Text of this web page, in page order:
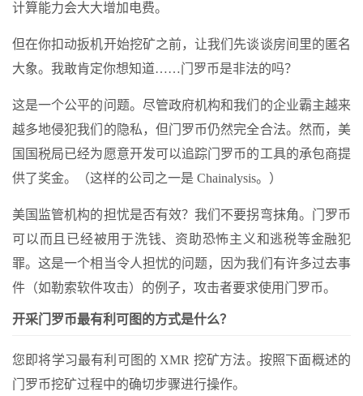
计算能力会大大增加电费。
但在你扣动扳机开始挖矿之前，让我们先谈谈房间里的匿名
大象。我敢肯定你想知道……门罗币是非法的吗？
这是一个公平的问题。尽管政府机构和我们的企业霸主越来
越多地侵犯我们的隐私，但门罗币仍然完全合法。然而，美
国国税局已经为愿意开发可以追踪门罗币的工具的承包商提
供了奖金。（这样的公司之一是 Chainalysis。）
美国监管机构的担忧是否有效？我们不要拐弯抹角。门罗币
可以而且已经被用于洗钱、资助恐怖主义和逃税等金融犯
罪。这是一个相当令人担忧的问题，因为我们有许多过去事
件（如勒索软件攻击）的例子，攻击者要求使用门罗币。
开采门罗币最有利可图的方式是什么？
您即将学习最有利可图的 XMR 挖矿方法。按照下面概述的
门罗币挖矿过程中的确切步骤进行操作。